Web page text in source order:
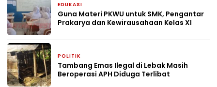
EDUKASI
Guna Materi PKWU untuk SMK, Pengantar
Prakarya dan Kewirausahaan Kelas XI
POLITIK
Tambang Emas Ilegal di Lebak Masih
Beroperasi APH Diduga Terlibat